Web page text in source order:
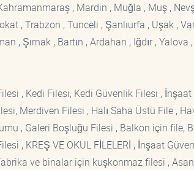
, Mardin , Muğla , Muş ,
, Trabzon , Tunceli , Şanlıurfa , Uşak ,
, Şırnak , Bartın , Ardahan , Iğdır , Yalova
, Kedi Filesi, Kedi Güvenlik Filesi ,
Merdiven Filesi , Halı Saha Üstü File ,
, Galeri Boşluğu Filesi , Balkon için file,
, KREŞ VE OKUL FİLELERİ , İnşaat
ve binalar için kuşkonmaz filesi ,